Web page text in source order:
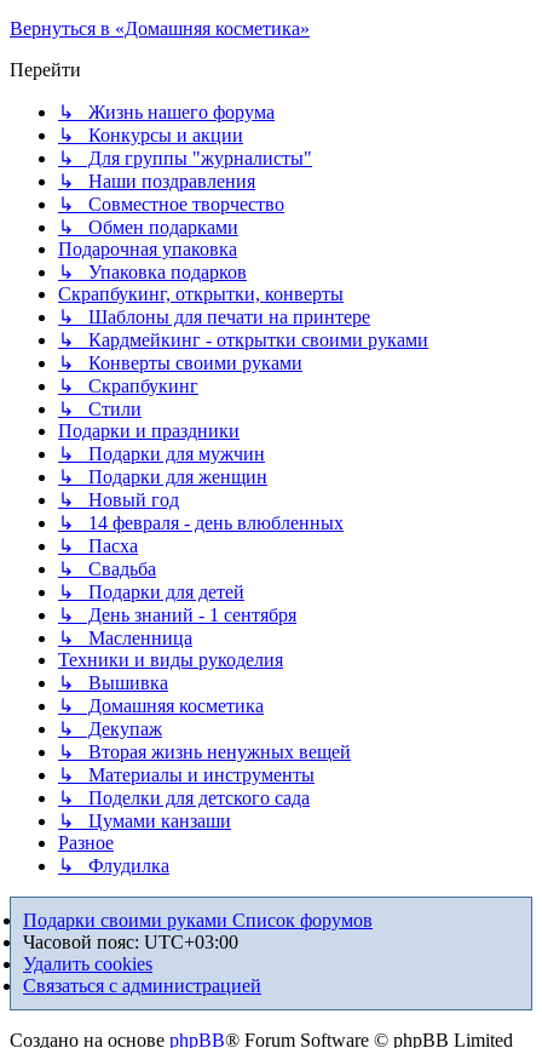
Вернуться в «Домашняя косметика»
Перейти
↳ Жизнь нашего форума
↳ Конкурсы и акции
↳ Для группы "журналисты"
↳ Наши поздравления
↳ Совместное творчество
↳ Обмен подарками
Подарочная упаковка
↳ Упаковка подарков
Скрапбукинг, открытки, конверты
↳ Шаблоны для печати на принтере
↳ Кардмейкинг - открытки своими руками
↳ Конверты своими руками
↳ Скрапбукинг
↳ Стили
Подарки и праздники
↳ Подарки для мужчин
↳ Подарки для женщин
↳ Новый год
↳ 14 февраля - день влюбленных
↳ Пасха
↳ Свадьба
↳ Подарки для детей
↳ День знаний - 1 сентября
↳ Масленница
Техники и виды рукоделия
↳ Вышивка
↳ Домашняя косметика
↳ Декупаж
↳ Вторая жизнь ненужных вещей
↳ Материалы и инструменты
↳ Поделки для детского сада
↳ Цумами канзаши
Разное
↳ Флудилка
Подарки своими руками Список форумов
Часовой пояс: UTC+03:00
Удалить cookies
Связаться с администрацией
Создано на основе phpBB® Forum Software © phpBB Limited